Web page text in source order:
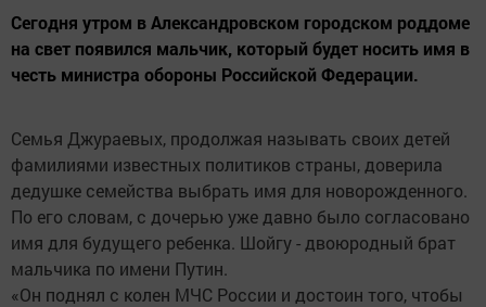
Сегодня утром в Александровском городском роддоме
на свет появился мальчик, который будет носить имя в
честь министра обороны Российской Федерации.
Семья Джураевых, продолжая называть своих детей
фамилиями известных политиков страны, доверила
дедушке семейства выбрать имя для новорожденного.
По его словам, с дочерью уже давно было согласовано
имя для будущего ребенка. Шойгу - двоюродный брат
мальчика по имени Путин.
«Он поднял с колен МЧС России и достоин того, чтобы